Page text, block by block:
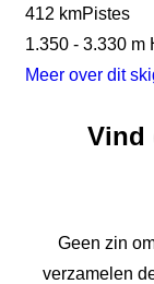
412 kmPistes
1.350 - 3.330 m
Meer over dit
Vind
Geen zin
verzamelen